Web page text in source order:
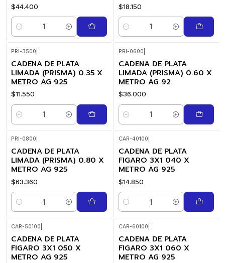
$44.400
Cantidad
$18.150
Cantidad
PRI-3500
CADENA DE PLATA
LIMADA (PRISMA) 0.35 X
METRO AG 925
$11.550
Cantidad
PRI-0600
CADENA DE PLATA
LIMADA (PRISMA) 0.60 X
METRO AG 92
$36.000
Cantidad
PRI-0800
CADENA DE PLATA
LIMADA (PRISMA) 0.80 X
METRO AG 925
$63.360
Cantidad
CAR-40100
CADENA DE PLATA
FIGARO 3X1 040 X
METRO AG 925
$14.850
Cantidad
CAR-50100
CADENA DE PLATA
FIGARO 3X1 050 X
METRO AG 925
CAR-60100
CADENA DE PLATA
FIGARO 3X1 060 X
METRO AG 925